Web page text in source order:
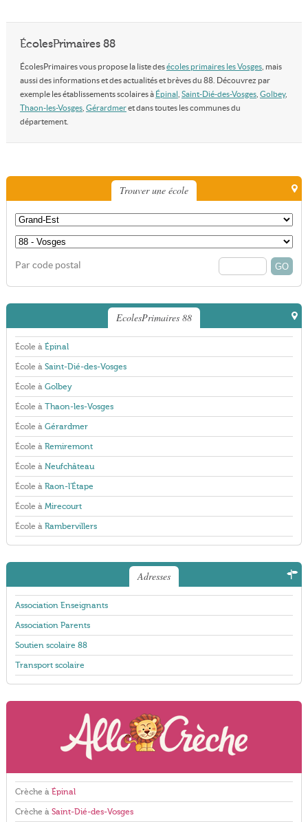
ÉcolesPrimaires 88
ÉcolesPrimaires vous propose la liste desécoles primaires les Vosges, mais
aussi des informations et des actualités et brèves du 88. Découvrez par
exemple les établissements scolaires à Épinal Saint-Dié-des-Vosges, Golbey,
Thaon-les-Vosges, Gérardmeret dans toutes les communes du
département.
Trouver une école
Par code postal
EcolesPrimaires 88
École à Épinal
École à Saint-Dié-des-Vosges
École à Golbey
École à Thaon-les-Vosges
École à Gérardmer
École à Remiremont
École à Neufchâteau
École à Raon-l'Étape
École à Mirecourt
École à Rambervillers
Adresses
Association Enseignants
Association Parents
Soutien scolaire 88
Transport scolaire
Crèche à Épinal
Crèche à Saint-Dié-des-Vosges